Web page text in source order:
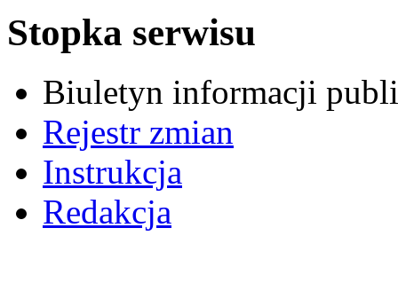
Stopka serwisu
Biuletyn informacji
Rejestr zmian
Instrukcja
Redakcja